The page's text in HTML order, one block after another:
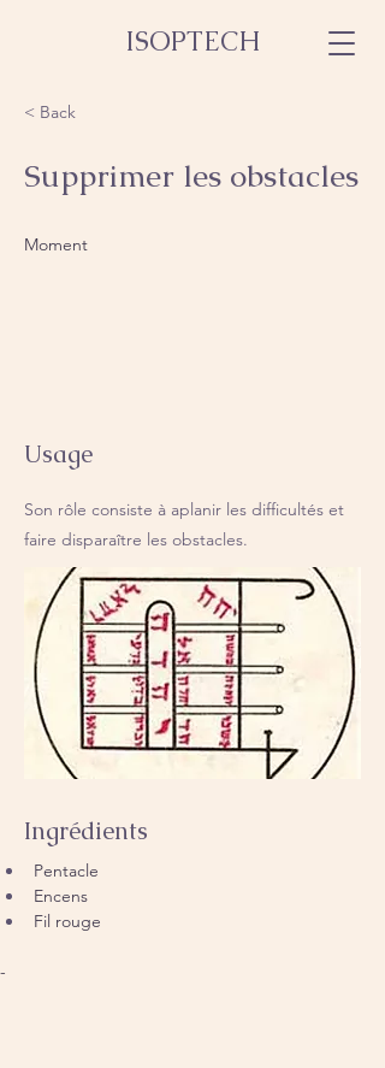
ISOPTECH
< Back
Supprimer les obstacles
Moment
Usage
Son rôle consiste à aplanir les difficultés et
faire disparaître les obstacles.
Ingrédients
Pentacle
Encens
Fil rouge
-